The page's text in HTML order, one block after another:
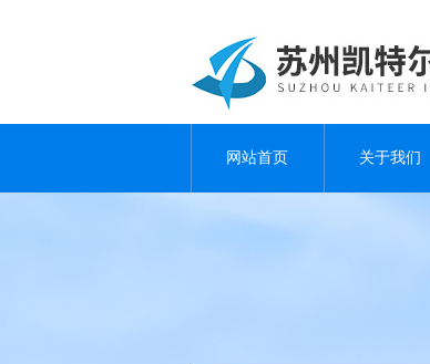
网站首页 关于我们